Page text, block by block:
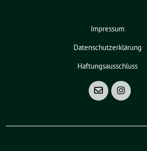
Impressum
Datenschutzerklärung
Haftungsausschluss